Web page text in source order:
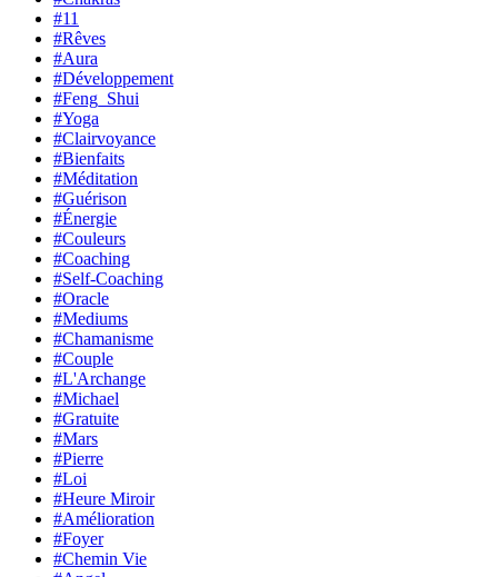
#11
#Rêves
#Aura
#Développement
#Feng_Shui
#Yoga
#Clairvoyance
#Bienfaits
#Méditation
#Guérison
#Énergie
#Couleurs
#Coaching
#Self-Coaching
#Oracle
#Mediums
#Chamanisme
#Couple
#L'Archange
#Michael
#Gratuite
#Mars
#Pierre
#Loi
#Heure Miroir
#Amélioration
#Foyer
#Chemin Vie